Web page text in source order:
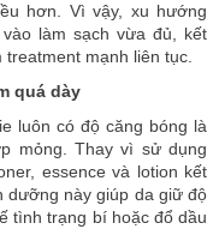
hơn. Vì vậy, xu hướng
làm sạch vừa đủ, kết
mạnh liên tục.
quá dày
luôn có độ căng bóng là
mỏng. Thay vì sử dụng
essence và lotion kết
dưỡng này giúp da giữ độ
tình trạng bí hoặc đổ dầu